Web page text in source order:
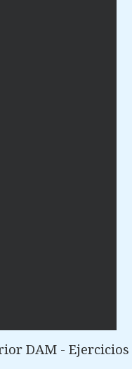
DAM - Ejercicios